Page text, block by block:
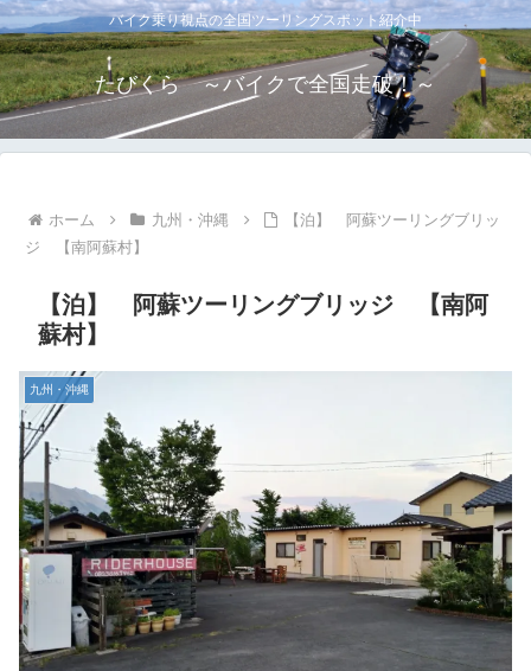
バイク乗り視点の全国ツーリングスポット紹介中
たびくら ～バイクで全国走破！～
ホーム 九州・沖縄
【泊】 阿蘇ツーリングブリッ
ジ 【南阿蘇村】
【泊】 阿蘇ツーリングブリッジ 【南阿
蘇村】
九州・沖縄